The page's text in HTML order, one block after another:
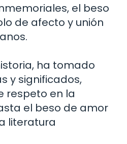
el beso
de afecto y unión
ha tomado
y significados,
respeto en la
el beso de amor
literatura